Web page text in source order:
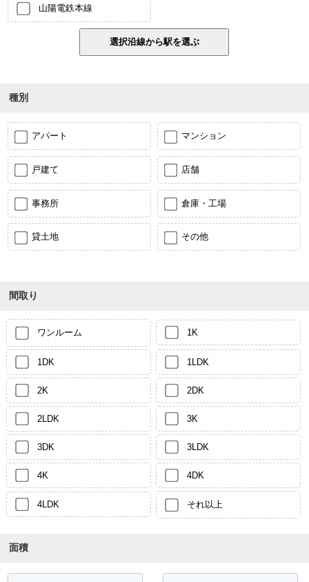
山陽電鉄本線
種別
アパート マンション
戸建て 店舗
事務所 倉庫・工場
貸土地 その他
間取り
ワンルーム 1K
1DK 1LDK
2K 2DK
2LDK 3K
3DK 3LDK
4K 4DK
4LDK それ以上
面積